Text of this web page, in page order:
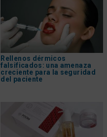
Rellenos dérmicos
falsificados: una amenaza
creciente para la seguridad
del paciente